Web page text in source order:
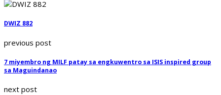
DWIZ 882
previous post
7 miyembro ng MILF patay sa engkuwentro sa ISIS inspired group
sa Maguindanao
next post